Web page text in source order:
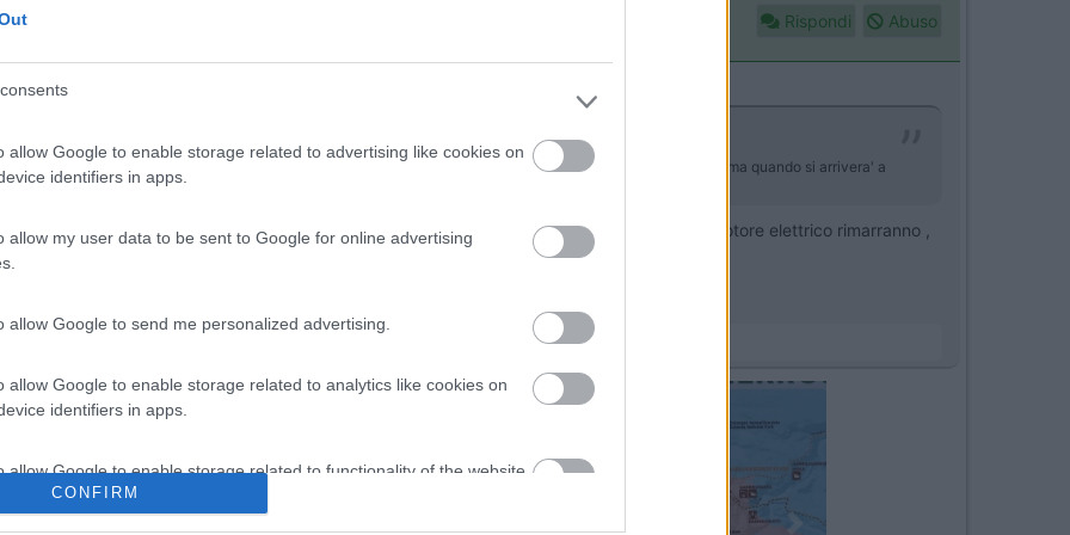
allow Google to enable storage related to advertising like cookies on
identifiers in apps.
allow my user data to be sent to Google for online advertising
allow Google to send me personalized advertising.
allow Google to enable storage related to analytics like cookies on
identifiers in apps.
allow Google to enable storage related to functionality of the website
CONFIRM
Rispondi Abuso
non produce CO2 che provoca il cambiamento climatico terrestre. dunque teoricamente sarebbe si il futuro ma quando si arrivera' a
quei pochi anni che ho ancora disponibili vedrò sempre i soliti carburanti e i dubbi sull motore elettrico rimarranno ,
maturo vedra un drastico cambiamento